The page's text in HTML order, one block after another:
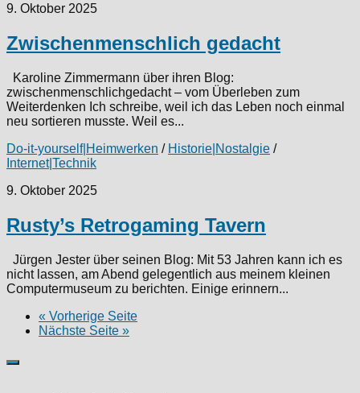
9. Oktober 2025
Zwischenmenschlich gedacht
Karoline Zimmermann über ihren Blog:
zwischenmenschlichgedacht – vom Überleben zum
Weiterdenken Ich schreibe, weil ich das Leben noch einmal
neu sortieren musste. Weil es...
Do-it-yourself|Heimwerken / Historie|Nostalgie /
Internet|Technik
9. Oktober 2025
Rusty’s Retrogaming Tavern
Jürgen Jester über seinen Blog: Mit 53 Jahren kann ich es
nicht lassen, am Abend gelegentlich aus meinem kleinen
Computermuseum zu berichten. Einige erinnern...
« Vorherige Seite
Nächste Seite »